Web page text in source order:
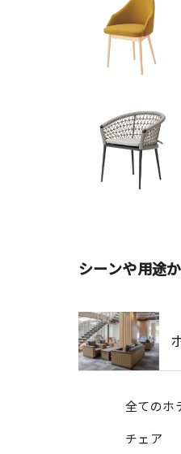
シーンや用途
全てのホ
チェア